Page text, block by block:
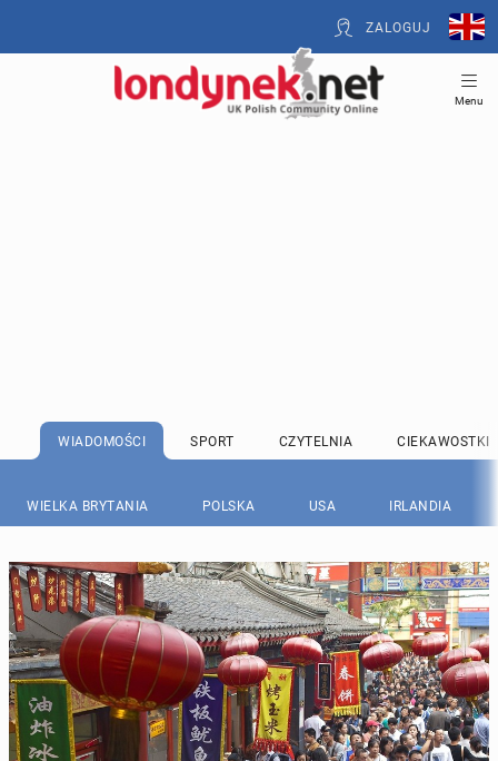
ZALOGUJ
Menu
WIADOMOŚCI SPORT CZYTELNIA CIEKAWOSTKI
WIELKA BRYTANIA POLSKA USA IRLANDIA